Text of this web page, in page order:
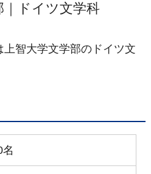
｜ドイツ文学科
智大学文学部のドイツ文
名